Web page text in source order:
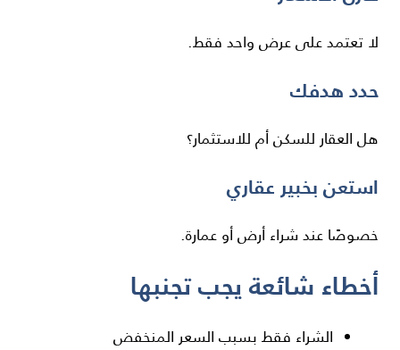
لا تعتمد على عرض واحد فقط.
حدد هدفك
هل العقار للسكن أم للاستثمار؟
استعن بخبير عقاري
خصوصًا عند شراء أرض أو عمارة.
أخطاء شائعة يجب تجنبها
الشراء فقط بسبب السعر المنخفض